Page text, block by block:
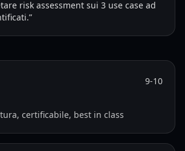
risk assessment sui 3 use case ad
9-10
certificabile, best in class